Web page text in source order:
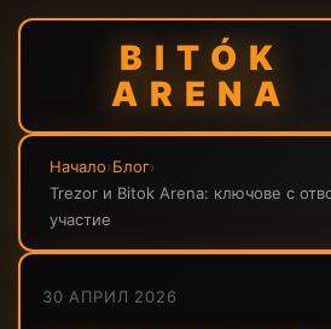
BITÓK
ARENA
Начало›Блог›
Trezor и Bitok Arena: ключове с
участие
30 АПРИЛ 2026